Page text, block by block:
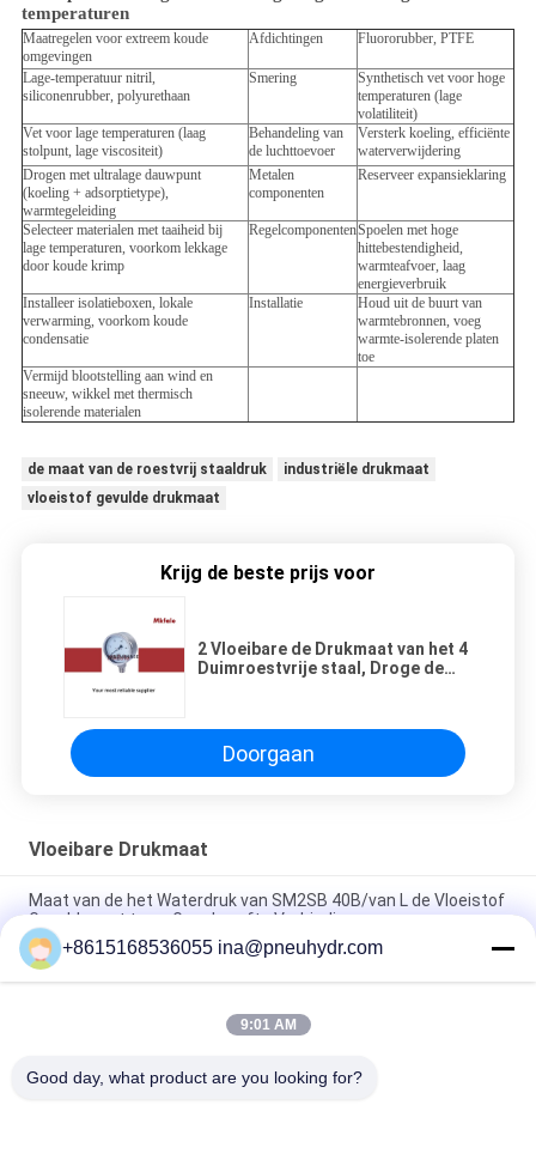
temperaturen
Maatregelen voor extreem koude
omgevingen
Afdichtingen Fluororubber, PTFE
Lage-temperatuur nitril,
siliconenrubber, polyurethaan
Smering
Synthetisch vet voor hoge
temperaturen (lage
volatiliteit)
Vet voor lage temperaturen (laag
stolpunt, lage viscositeit)
Behandeling van
de luchttoevoer
Versterk koeling, efficiënte
waterverwijdering
Drogen met ultralage dauwpunt
(koeling + adsorptietype),
warmtegeleiding
Metalen
componenten
Reserveer expansieklaring
Selecteer materialen met taaiheid bij
lage temperaturen, voorkom lekkage
door koude krimp
RegelcomponentenSpoelen met hoge
hittebestendigheid,
warmteafvoer, laag
energieverbruik
Installeer isolatieboxen, lokale
verwarming, voorkom koude
condensatie
Installatie
Houd uit de buurt van
warmtebronnen, voeg
warmte-isolerende platen
toe
Vermijd blootstelling aan wind en
sneeuw, wikkel met thermisch
isolerende materialen
de maat van de roestvrij staaldruk
industriële drukmaat
vloeistof gevulde drukmaat
Krijg de beste prijs voor
2 Vloeibare de Drukmaat van het 4
Duimroestvrije staal, Droge de
Doorgaan
Vloeibare Drukmaat
Maat van de het Waterdruk van SM2SB 40B/van L de Vloeistof
Gevulde met twee Geschroefte Verbinding
SM1SP de ééndelige Maat van de Verbindings Vloeibare Druk
met Geplooid Geval
63B / L van de de Drukmaat van de 2,5 Duimvloeistof Gevuld
+8615168536055 ina@pneuhydr.com
9:01 AM
Good day, what product are you looking for?